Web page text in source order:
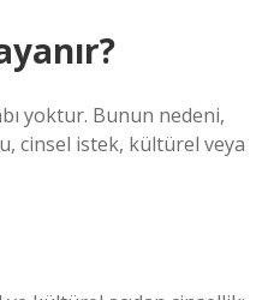
yoktur. Bunun nedeni,
cinsel istek, kültürel veya